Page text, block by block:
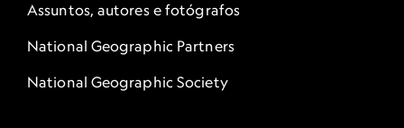
Assuntos, autores e fotógrafos
National Geographic Partners
National Geographic Society